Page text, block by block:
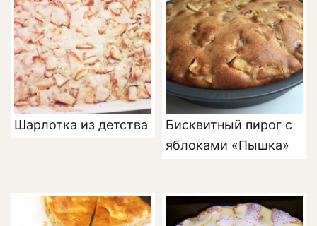
Шарлотка из детства
Бисквитный пирог с
яблоками «Пышка»